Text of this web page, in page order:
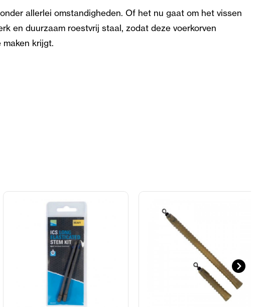
allerlei omstandigheden. Of het nu gaat om het vissen
en duurzaam roestvrij staal, zodat deze voerkorven
krijgt.